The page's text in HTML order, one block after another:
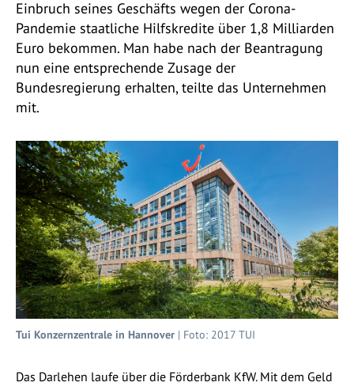
Einbruch seines Geschäfts wegen der Corona-
Pandemie staatliche Hilfskredite über 1,8 Milliarden
Euro bekommen. Man habe nach der Beantragung
nun eine entsprechende Zusage der
Bundesregierung erhalten, teilte das Unternehmen
mit.
Tui Konzernzentrale in Hannover | Foto: 2017 TUI
Das Darlehen laufe über die Förderbank KfW. Mit dem Geld